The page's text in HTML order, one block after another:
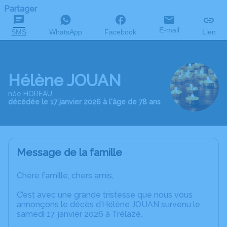
Partager
SMS WhatsApp Facebook E-mail Lien
Hélène JOUAN
née HOREAU
décédée le 17 janvier 2026 à l'âge de 78 ans
Message de la famille
Chère famille, chers amis,
C’est avec une grande tristesse que nous vous
annonçons le décès d’Hélène JOUAN survenu le
samedi 17 janvier 2026 à Trélazé.